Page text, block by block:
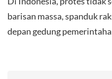
barisan massa, spanduk
depan gedung